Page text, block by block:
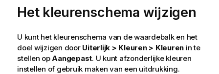
Het kleurenschema wijzigen
U kunt het kleurenschema van de waardebalk en het
doel wijzigen door Uiterlijk > Kleuren > Kleuren in te
stellen op Aangepast. U kunt afzonderlijke kleuren
instellen of gebruik maken van een uitdrukking.